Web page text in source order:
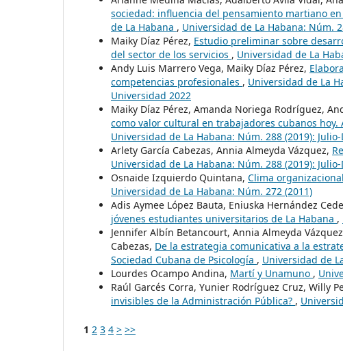
sociedad: influencia del pensamiento martiano
de La Habana , Universidad de La Habana: Núm.
Maiky Díaz Pérez, Estudio preliminar sobre
del sector de los servicios , Universidad de La
Andy Luis Marrero Vega, Maiky Díaz Pérez,
competencias profesionales , Universidad de La
Universidad 2022
Maiky Díaz Pérez, Amanda Noriega Rodríguez,
como valor cultural en trabajadores cubanos
Universidad de La Habana: Núm. 288 (2019):
Arlety García Cabezas, Annia Almeyda Vázquez,
Universidad de La Habana: Núm. 288 (2019):
Osnaide Izquierdo Quintana, Clima
Universidad de La Habana: Núm. 272 (2011)
Adis Aymee López Bauta, Eniuska Hernández
jóvenes estudiantes universitarios de La Habana ,
Jennifer Albín Betancourt, Annia Almeyda
Cabezas, De la estrategia comunicativa a la
Sociedad Cubana de Psicología , Universidad de
Lourdes Ocampo Andina, Martí y Unamuno ,
Raúl Garcés Corra, Yunier Rodríguez Cruz, Willy
invisibles de la Administración Pública? ,
1 2 3 4 > >>